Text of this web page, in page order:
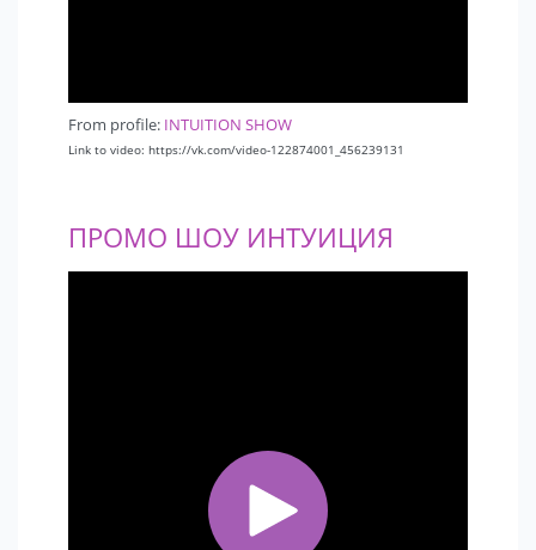
From profile: INTUITION SHOW
Link to video: https://vk.com/video-122874001_456239131
ПРОМО ШОУ ИНТУИЦИЯ